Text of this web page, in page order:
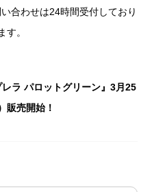
合わせは24時間受付しており
ます。
ラ パロットグリーン』3月25
販売開始！